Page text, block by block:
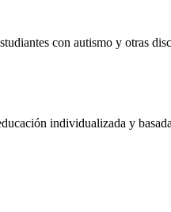
con autismo y otras
individualizada y